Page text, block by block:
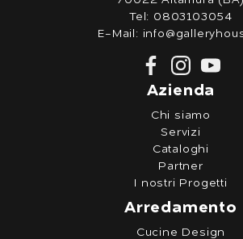
Tel: 0803103054
E-Mail:
Azienda
Chi siamo
Servizi
Cataloghi
Partner
I nostri Progetti
Arredamento
Cucine Design